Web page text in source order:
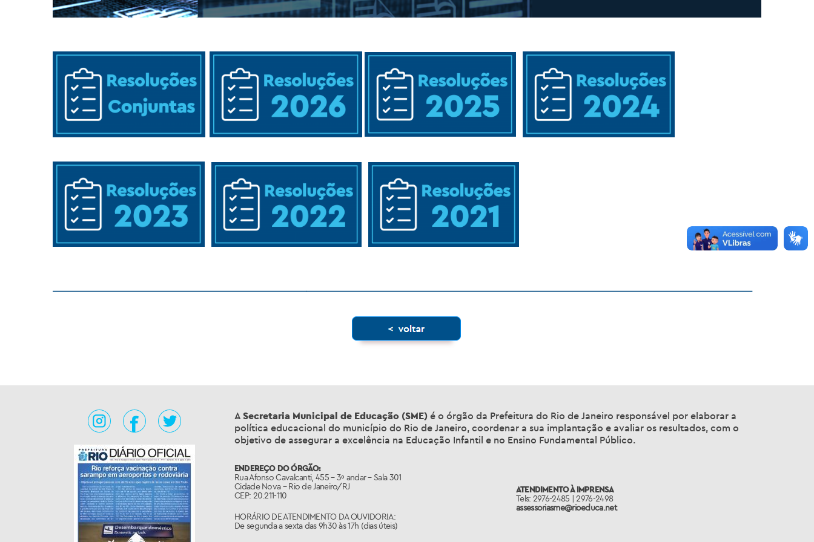
A Secretaria Municipal de Educação (SME) é o órgão da Prefeitura do Rio de Janeiro responsável por elaborar a
política educacional do município do Rio de Janeiro, coordenar a sua implantação e avaliar os resultados, com o
objetivo de assegurar a excelência na Educação Infantil e no Ensino Fundamental Público.
ENDEREÇO DO ÓRGÃO:
Rua Afonso Cavalcanti, 455 – 3º andar – Sala 301
Cidade Nova – Rio de Janeiro/RJ
CEP: 20.211-110
HORÁRIO DE ATENDIMENTO DA OUVIDORIA:
De segunda a sexta das 9h30 às 17h (dias úteis)
ATENDIMENTO À IMPRENSA
Tels: 2976-2485 | 2976-2498
assessoriasme@rioeduca.net